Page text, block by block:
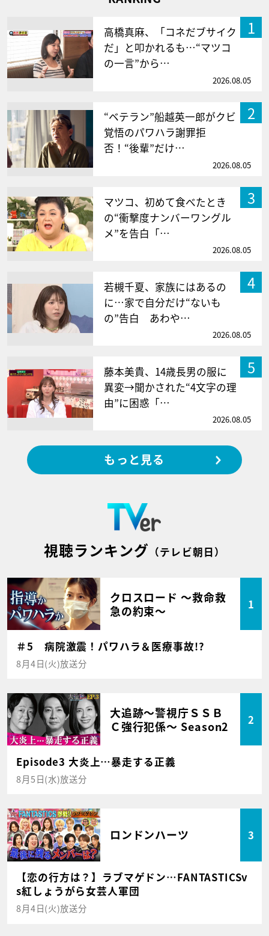
1
高橋真麻、「コネだブサイク
だ」と叩かれるも…“マツコ
の一言”から…
2026.08.05
2
“ベテラン”船越英一郎がクビ
覚悟のパワハラ謝罪拒
否！“後輩”だけ…
2026.08.05
3
マツコ、初めて食べたとき
の“衝撃度ナンバーワングル
メ”を告白「…
2026.08.05
4
若槻千夏、家族にはあるの
に…家で自分だけ“ないも
の”告白 あわや…
2026.08.05
5
藤本美貴、14歳長男の服に
異変→聞かされた“4文字の理
由”に困惑「…
2026.08.05
もっと見る
視聴ランキング （テレビ朝日）
クロスロード ～救命救
急の約束～
1
＃5 病院激震！パワハラ＆医療事故!?
8月4日(火)放送分
大追跡～警視庁ＳＳＢ
Ｃ強行犯係～ Season2
2
Episode3 大炎上…暴走する正義
8月5日(水)放送分
ロンドンハーツ 3
【恋の行方は？】ラブマゲドン…FANTASTICSv
s紅しょうがら女芸人軍団
8月4日(火)放送分